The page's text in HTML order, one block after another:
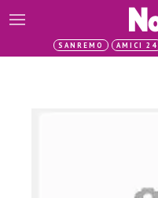
SANREMO AMICI 24